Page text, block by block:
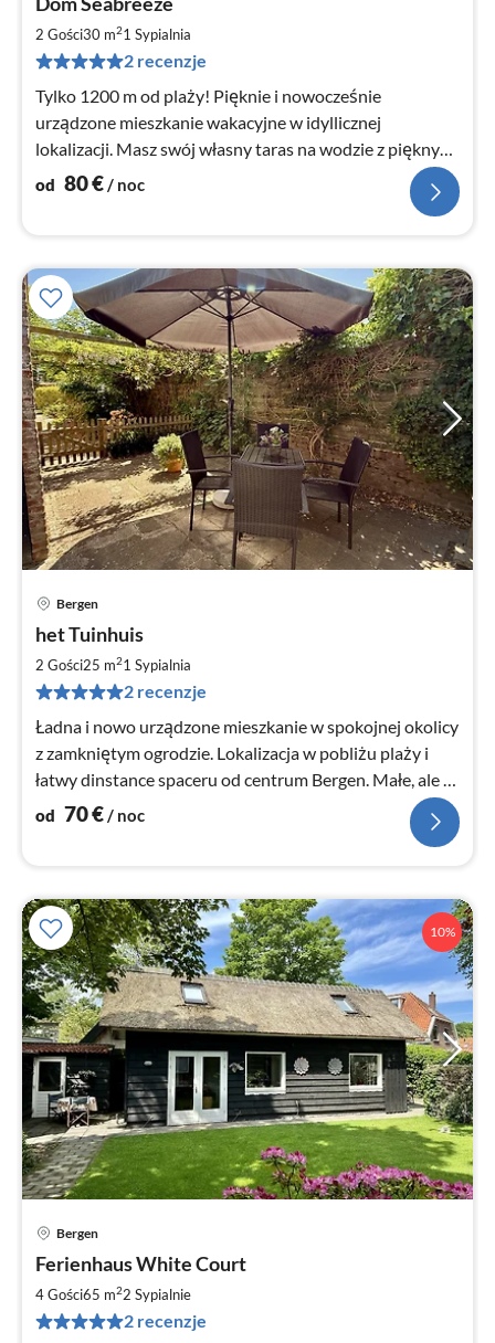
2 Gości30 m21 Sypialnia
2 recenzje
Tylko 1200 m od plaży! Pięknie i nowocześnie
urządzone mieszkanie wakacyjne w idyllicznej
lokalizacji. Masz swój własny taras na wodzie z pięknym
widokiem na łodzie!
od 80€/ noc
Bergen
het Tuinhuis
2 Gości25 m21 Sypialnia
2 recenzje
Ładna i nowo urządzone mieszkanie w spokojnej okolicy
z zamkniętym ogrodzie. Lokalizacja w pobliżu plaży i
łatwy dinstance spaceru od centrum Bergen. Małe, ale w
porządku!
od 70€ / noc
10%
Bergen
Ferienhaus White Court
4 Gości65 m22 Sypialnie
2 recenzje